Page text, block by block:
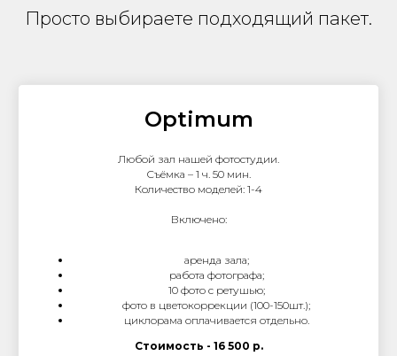
Просто выбираете подходящий пакет.
Optimum
Любой зал нашей фотостудии.
Съёмка – 1 ч. 50 мин.
Количество моделей: 1-4
Включено:
аренда зала;
работа фотографа;
10 фото с ретушью;
фото в цветокоррекции (100-150шт.);
циклорама оплачивается отдельно.
Стоимость - 16 500 р.